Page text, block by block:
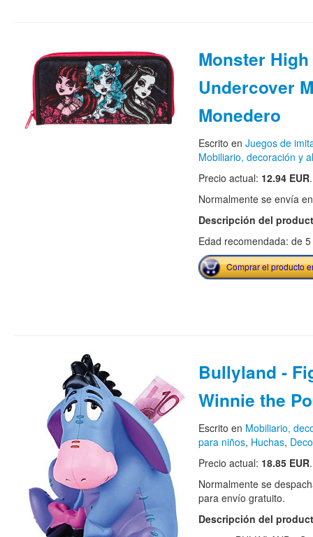
Monster High
Undercover
Monedero
Escrito en Juegos de
Mobiliario, decoración y
Precio actual: 12.94 EUR.
Normalmente se envía
Descripción del
Edad recomendada: de
Comprar el producto
Bullyland -
Winnie the
Escrito en Mobiliario,
para niños, Huchas,
Precio actual: 18.85 EUR.
Normalmente se
para envío gratuito.
Descripción del